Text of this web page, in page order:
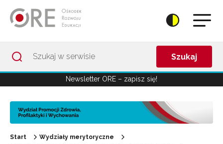
Szukaj
Newsletter ORE – zapisz się!
Start
Wydziały merytoryczne